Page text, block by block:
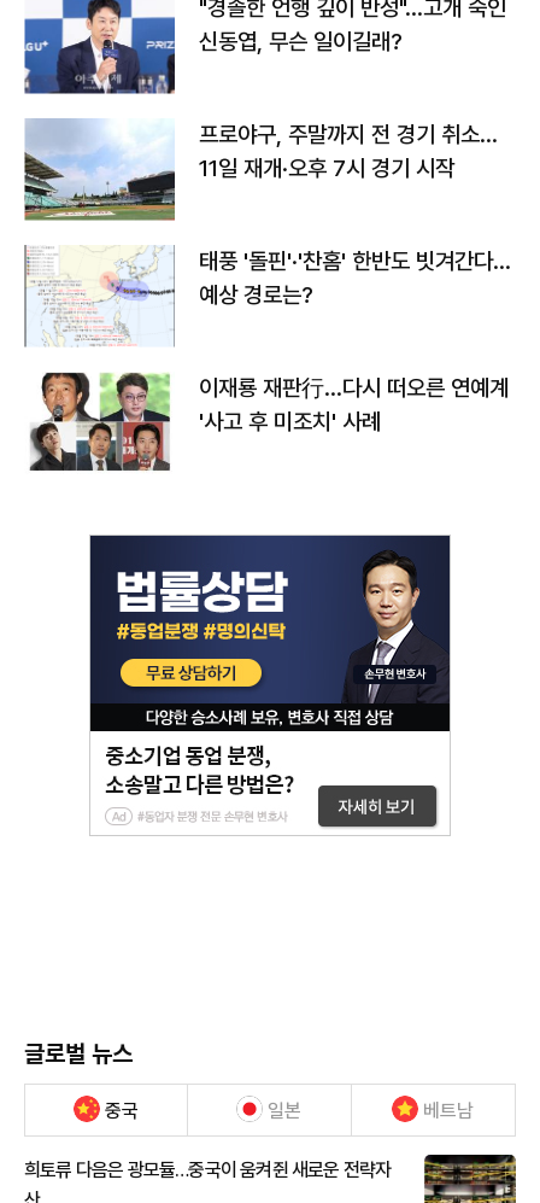
"경솔한 언행 깊이 반성"…고개 숙인
신동엽, 무슨 일이길래?
프로야구, 주말까지 전 경기 취소…
11일 재개·오후 7시 경기 시작
태풍 '돌핀'·'찬홈' 한반도 빗겨간다…
예상 경로는?
이재룡 재판行…다시 떠오른 연예계
'사고 후 미조치' 사례
글로벌 뉴스
중국 일본 베트남
희토류 다음은 광모듈…중국이 움켜쥔 새로운 전략자